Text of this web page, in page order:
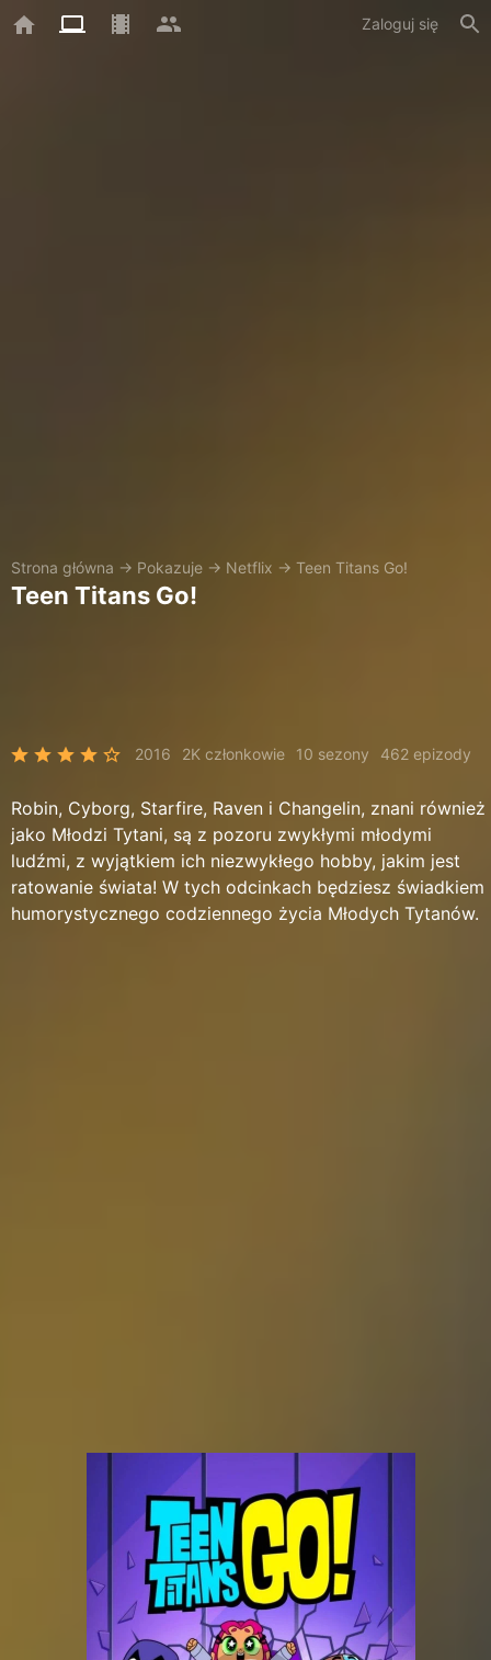
Zaloguj się
Strona główna → Pokazuje → Netflix → Teen Titans Go!
Teen Titans Go!
2016 2K członkowie 10 sezony 462 epizody
Robin, Cyborg, Starfire, Raven i Changelin, znani również
jako Młodzi Tytani, są z pozoru zwykłymi młodymi
ludźmi, z wyjątkiem ich niezwykłego hobby, jakim jest
ratowanie świata! W tych odcinkach będziesz świadkiem
humorystycznego codziennego życia Młodych Tytanów.